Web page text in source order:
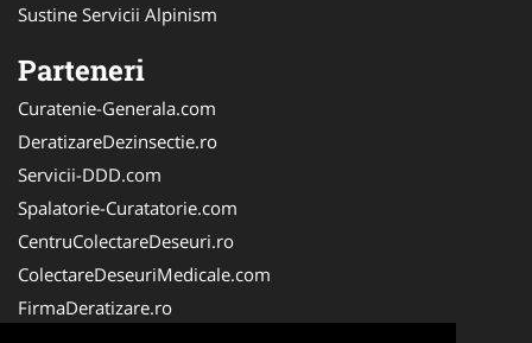
Sustine Servicii Alpinism
Parteneri
Curatenie-Generala.com
DeratizareDezinsectie.ro
Servicii-DDD.com
Spalatorie-Curatatorie.com
CentruColectareDeseuri.ro
ColectareDeseuriMedicale.com
FirmaDeratizare.ro